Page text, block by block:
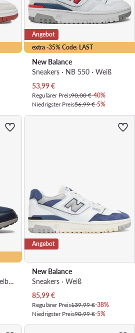
extra -35% Code: LAST
Angebot
New Balance
Sneakers · NB 550 · Weiß
Aktueller Preis
53,99€
Regulärer Preis90,00 €-40%
Niedrigster Preis56,99 €-5%
Sneakers · NB 550 · Dunkelblau
Angebot
New Balance
Sneakers · Weiß
Aktueller Preis
85,99€
Regulärer Preis139,99 €-38%
Niedrigster Preis90,99 €-5%